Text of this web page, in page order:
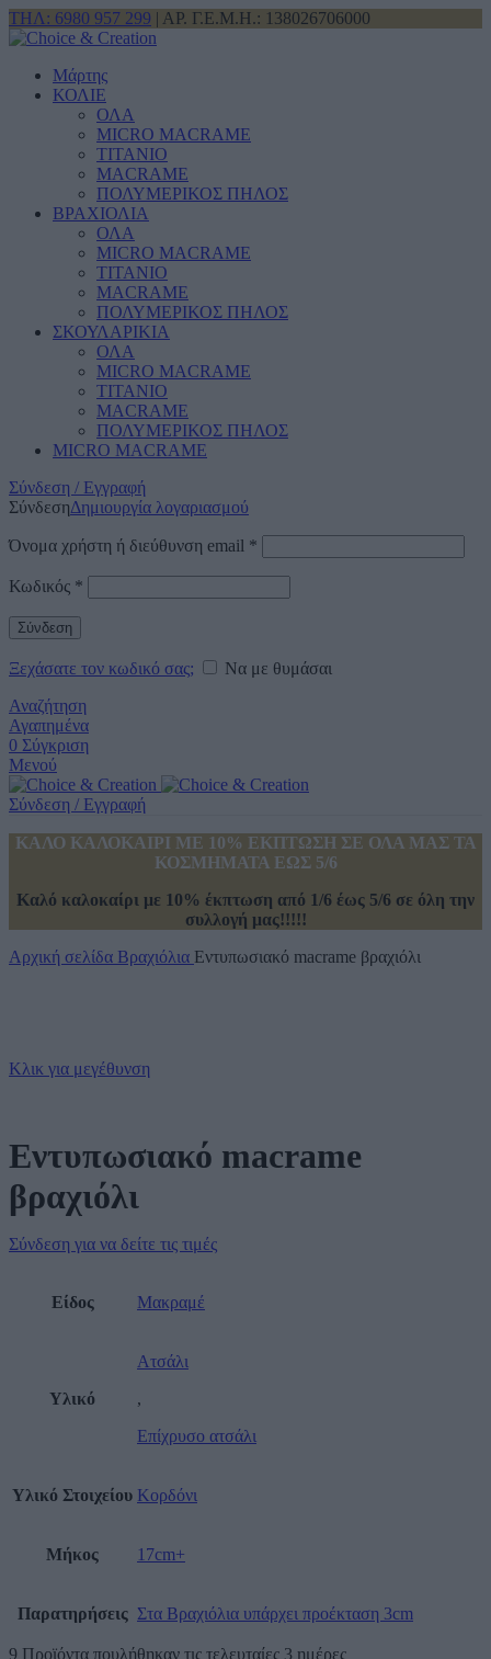
ΤΗΛ: 6980 957 299 | ΑΡ. Γ.Ε.Μ.Η.: 138026706000
Μάρτης
ΚΟΛΙΕ
ΟΛΑ
MICRO MACRAME
ΤΙΤΑΝΙΟ
MACRAME
ΠΟΛΥΜΕΡΙΚΟΣ ΠΗΛΟΣ
ΒΡΑΧΙΟΛΙΑ
ΟΛΑ
MICRO MACRAME
ΤΙΤΑΝΙΟ
MACRAME
ΠΟΛΥΜΕΡΙΚΟΣ ΠΗΛΟΣ
ΣΚΟΥΛΑΡΙΚΙΑ
ΟΛΑ
MICRO MACRAME
ΤΙΤΑΝΙΟ
MACRAME
ΠΟΛΥΜΕΡΙΚΟΣ ΠΗΛΟΣ
MICRO MACRAME
Σύνδεση / Εγγραφή
ΣύνδεσηΔημιουργία λογαριασμού
Όνομα χρήστη ή διεύθυνση email *
Κωδικός *
Σύνδεση
Ξεχάσατε τον κωδικό σας;
Να με θυμάσαι
Αναζήτηση
Αγαπημένα
0 Σύγκριση
Μενού
Σύνδεση / Εγγραφή
ΚΑΛΟ ΚΑΛΟΚΑΙΡΙ ΜΕ 10% ΕΚΠΤΩΣΗ ΣΕ ΟΛΑ ΜΑΣ ΤΑ
ΚΟΣΜΗΜΑΤΑ ΕΩΣ 5/6
Καλό καλοκαίρι με 10% έκπτωση από 1/6 έως 5/6 σε όλη την
συλλογή μας!!!!!
Αρχική σελίδα Βραχιόλια Εντυπωσιακό macrame βραχιόλι
Κλικ για μεγέθυνση
Εντυπωσιακό macrame
βραχιόλι
Σύνδεση για να δείτε τις τιμές
Είδος Μακραμέ
Υλικό
Ατσάλι
,
Επίχρυσο ατσάλι
Υλικό Στοιχείου Κορδόνι
Μήκος 17cm+
Παρατηρήσεις Στα Βραχιόλια υπάρχει προέκταση 3cm
9 Προϊόντα πουλήθηκαν τις τελευταίες 3 ημέρες